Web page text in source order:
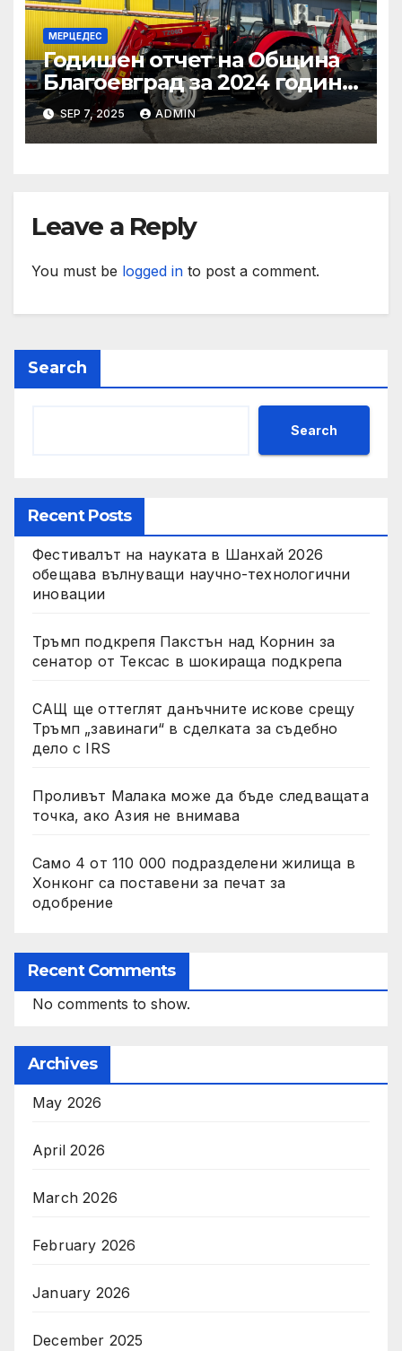
МЕРЦЕДЕС
Годишен отчет на Община
Благоевград за 2024 година:
Стабилно финансово
състояние, ръст на
приходите и напредък в
социални проекти
SEP 7, 2025 ADMIN
Leave a Reply
You must be logged in to post a comment.
Search
Search
Recent Posts
Фестивалът на науката в Шанхай 2026
обещава вълнуващи научно-технологични
иновации
Тръмп подкрепя Пакстън над Корнин за
сенатор от Тексас в шокираща подкрепа
САЩ ще оттеглят данъчните искове срещу
Тръмп „завинаги“ в сделката за съдебно
дело с IRS
Проливът Малака може да бъде следващата
точка, ако Азия не внимава
Само 4 от 110 000 подразделени жилища в
Хонконг са поставени за печат за
одобрение
Recent Comments
No comments to show.
Archives
May 2026
April 2026
March 2026
February 2026
January 2026
December 2025